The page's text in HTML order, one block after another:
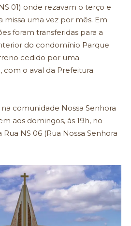
01) onde rezavam o terço e
missa uma vez por mês. Em
foram transferidas para a
do condomínio Parque
cedido por uma
com o aval da Prefeitura.
comunidade Nossa Senhora
aos domingos, às 19h, no
NS 06 (Rua Nossa Senhora